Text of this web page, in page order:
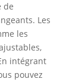
de
Les
les
intégrant
pouvez